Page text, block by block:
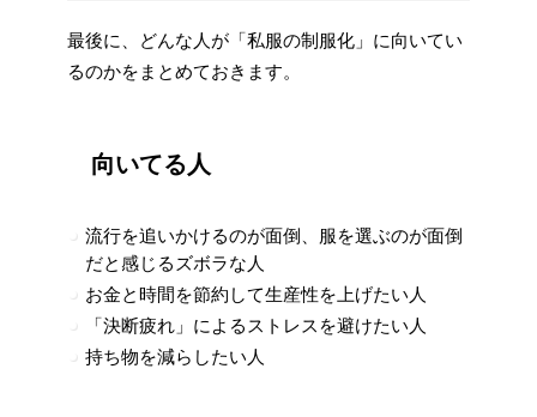
最後に、どんな人が「私服の制服化」に向いてい
るのかをまとめておきます。
向いてる人
流行を追いかけるのが面倒、服を選ぶのが面倒
だと感じるズボラな人
お金と時間を節約して生産性を上げたい人
「決断疲れ」によるストレスを避けたい人
持ち物を減らしたい人